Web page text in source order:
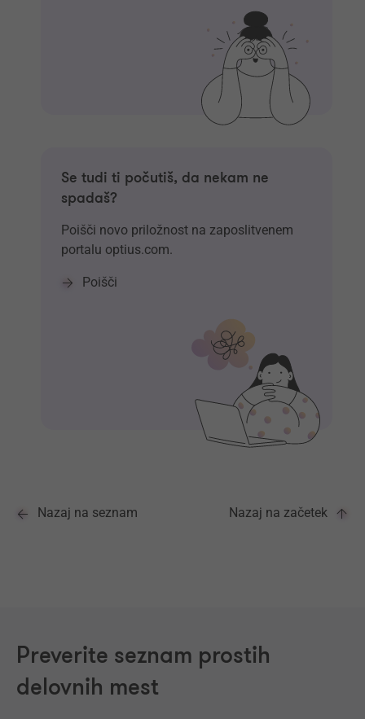
Se tudi ti počutiš, da nekam ne
spadaš?
Poišči novo priložnost na zaposlitvenem
portalu optius.com.
Poišči
Nazaj na seznam Nazaj na začetek
Preverite seznam prostih
delovnih mest